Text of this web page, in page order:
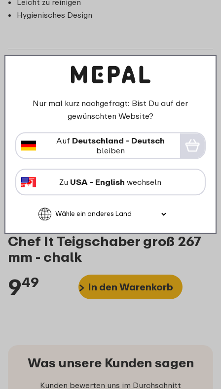
Hygienisches Design
Chef It Teigschaber groß 267
mm - chalk
949 In den Warenkorb
Was unsere Kunden sagen
Kunden bewerten uns im Durchschnitt
Nur mal kurz nachgefragt: Bist Du auf der
gewünschten Website?
Auf Deutschland - Deutsch
bleiben
Zu USA - English wechseln